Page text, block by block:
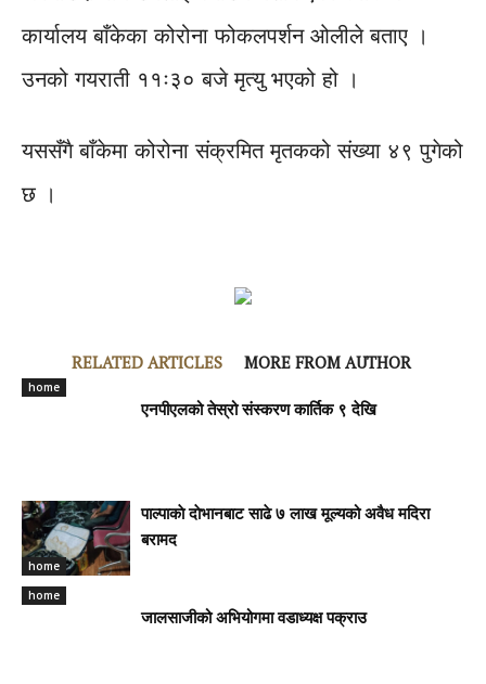
कार्यालय बाँकेका कोरोना फोकलपर्शन ओलीले बताए ।
उनको गयराती ११ः३० बजे मृत्यु भएको हो ।
यससँगै बाँकेमा कोरोना संक्रमित मृतकको संख्या ४९ पुगेको
छ ।
RELATED ARTICLES MORE FROM AUTHOR
home
एनपीएलको तेस्रो संस्करण कार्तिक ९ देखि
home
पाल्पाकाे दाेभानबाट साढे ७ लाख मूल्यको अवैध मदिरा
बरामद
home
जालसाजीको अभियोगमा वडाध्यक्ष पक्राउ